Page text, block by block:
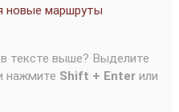
новые маршруты
тексте выше? Выделите
нажмите Shift + Enter или